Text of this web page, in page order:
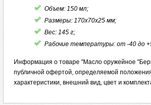
Объем: 150 мл;
Размеры: 170x70x25 мм;
Вес: 145 г;
Рабочие температуры: от -40 до
Информация о товаре "Масло оружейное
публичной офертой, определяемой
характеристики, внешний вид, цвет и